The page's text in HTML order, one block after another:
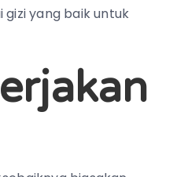
yang baik untuk